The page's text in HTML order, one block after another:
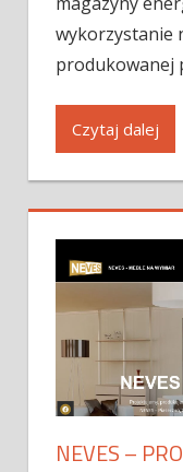
wykorzystanie
produkowanej
Czytaj dalej
NEVES –